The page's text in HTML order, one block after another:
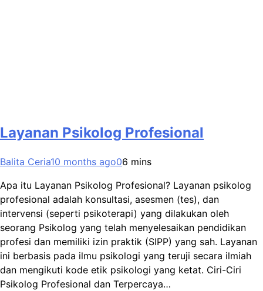
Layanan Psikolog Profesional
Balita Ceria10 months ago06 mins
Apa itu Layanan Psikolog Profesional? Layanan psikolog
profesional adalah konsultasi, asesmen (tes), dan
intervensi (seperti psikoterapi) yang dilakukan oleh
seorang Psikolog yang telah menyelesaikan pendidikan
profesi dan memiliki izin praktik (SIPP) yang sah. Layanan
ini berbasis pada ilmu psikologi yang teruji secara ilmiah
dan mengikuti kode etik psikologi yang ketat. Ciri-Ciri
Psikolog Profesional dan Terpercaya…